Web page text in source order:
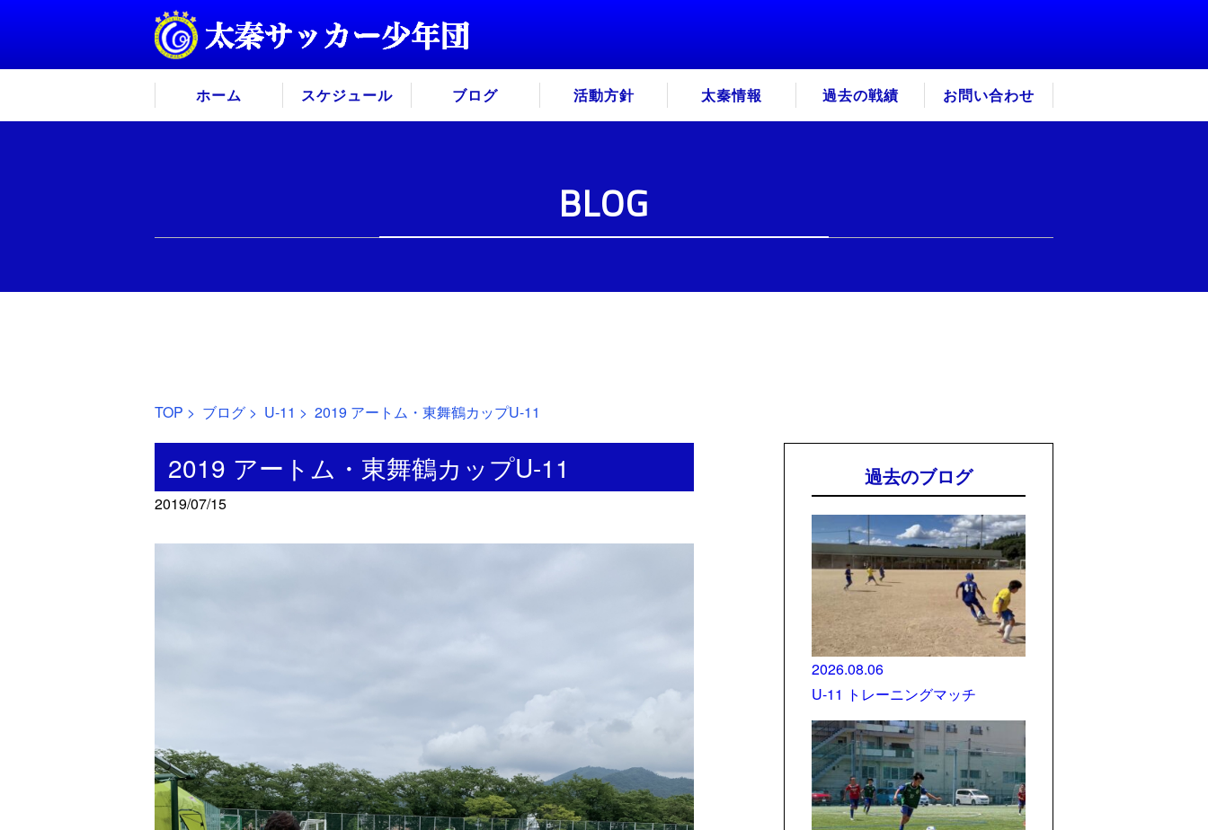
ホーム スケジュール ブログ 活動方針 太秦情報 過去の戦績 お問い合わせ
BLOG
TOP > ブログ > U-11 > 2019 アートム・東舞鶴カップU-11
2019 アートム・東舞鶴カップU-11
2019/07/15
過去のブログ
2026.08.06
U-11 トレーニングマッチ